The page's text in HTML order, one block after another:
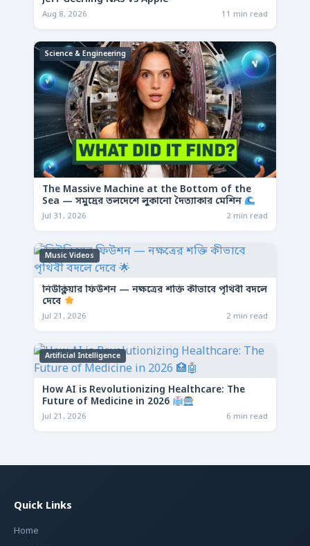
Aug 8, 2026 11 min read
Science & Engineering
The Massive Machine at the Bottom of the
Sea — সমুদ্রের তলদেশে লুকানো দৈত্যাকার মেশিন
Jul 31, 2026 2 min read
Music Videos
নিউক্লিয়ার ফিউশন — নক্ষত্রের শক্তি কীভাবে পৃথিবী বদলে
দেবে
Jul 21, 2026 2 min read
Artificial Intelligence
How AI is Revolutionizing Healthcare: The
Future of Medicine in 2026
Jul 21, 2026 6 min read
Quick Links
Home